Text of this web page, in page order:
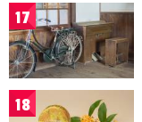
17
18